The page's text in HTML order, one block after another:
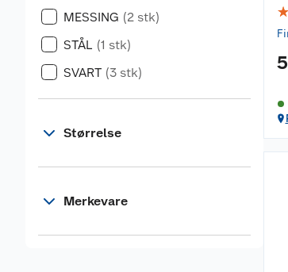
MESSING (2 stk)
STÅL (1 stk)
SVART (3 stk)
Størrelse
Merkevare